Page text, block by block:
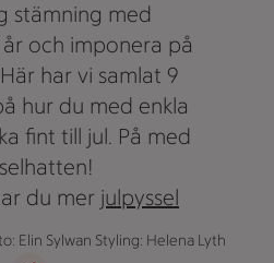
stämning med
och imponera på
har vi samlat 9
hur du med enkla
fint till jul. På med
du mer julpyssel
Elin Sylwan Styling: Helena Lyth